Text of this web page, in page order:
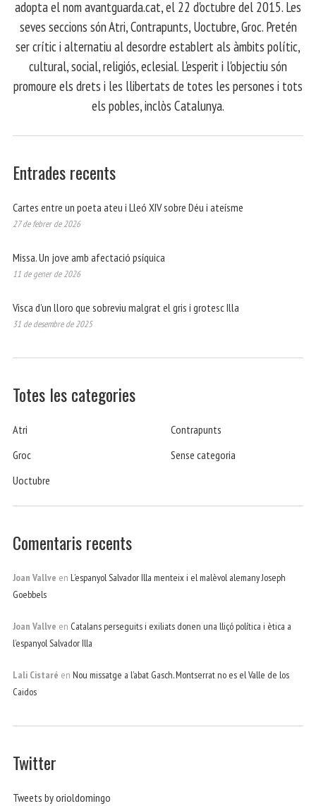
adopta el nom avantguarda.cat, el 22 d'octubre del 2015. Les
seves seccions són Atri, Contrapunts, Uoctubre, Groc. Pretén
ser crític i alternatiu al desordre establert als àmbits polític,
cultural, social, religiós, eclesial. L'esperit i l'objectiu són
promoure els drets i les llibertats de totes les persones i tots
els pobles, inclòs Catalunya.
Entrades recents
Cartes entre un poeta ateu i Lleó XIV sobre Déu i ateísme
27 de febrer de 2026
Missa. Un jove amb afectació psíquica
11 de gener de 2026
Visca d’un lloro que sobreviu malgrat el gris i grotesc Illa
31 de desembre de 2025
Totes les categories
Atri
Contrapunts
Groc
Sense categoria
Uoctubre
Comentaris recents
Joan Vallve en L’espanyol Salvador Illa menteix i el malèvol alemany Joseph
Goebbels
Joan Vallve en Catalans perseguits i exiliats donen una lliçó política i ètica a
l’espanyol Salvador Illa
Lali Cistaré en Nou missatge a l’abat Gasch. Montserrat no es el Valle de los
Caidos
Twitter
Tweets by orioldomingo